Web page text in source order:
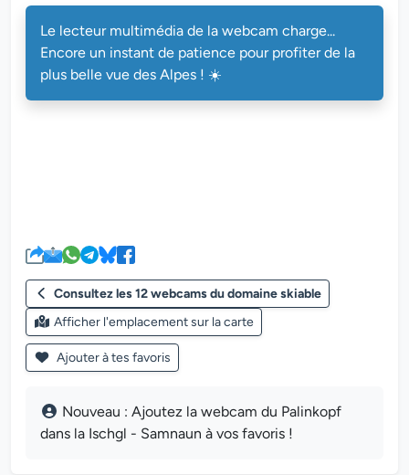
Le lecteur multimédia de la webcam charge...
Encore un instant de patience pour profiter de la
plus belle vue des Alpes ! ☀️
Consultez les 12 webcams du domaine skiable
Afficher l'emplacement sur la carte
Ajouter à tes favoris
Nouveau : Ajoutez la webcam du Palinkopf
dans la Ischgl - Samnaun à vos favoris !